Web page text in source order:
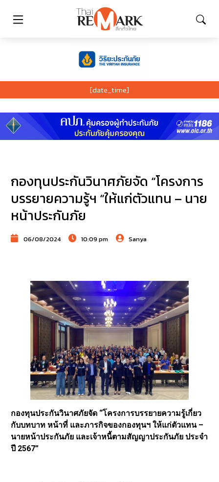
[date_time]
กองทุนประกันวินาศภัยจัด “โครงการ
บรรยายความรู้ฯ “ให้แก่ตัวแทน – นาย
หน้าประกันภัย
06/08/2024 10:09 pm Sanya
กองทุนประกันวินาศภัยจัด “โครงการบรรยายความรู้เกี่ยว
กับบทบาท หน้าที่ และภารกิจของกองทุนฯ ให้แก่ตัวแทน –
นายหน้าประกันภัย และเจ้าหนี้ตามสัญญาประกันภัย ประจำ
ปี 2567”